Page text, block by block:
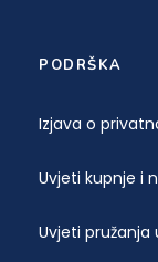
PODRŠKA
Izjava o
Uvjeti kupnje i
Uvjeti pružanja